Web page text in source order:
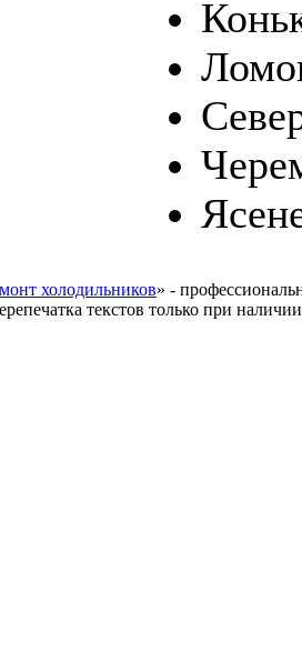
холодильников» -
текстов только при